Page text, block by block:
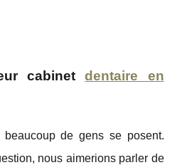
cabinetdentaire en
de gens se posent.
nous aimerions parler de